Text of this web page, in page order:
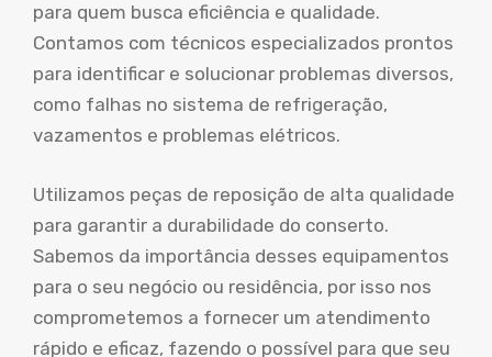
para quem busca eficiência e qualidade.
Contamos com técnicos especializados prontos
para identificar e solucionar problemas diversos,
como falhas no sistema de refrigeração,
vazamentos e problemas elétricos.
Utilizamos peças de reposição de alta qualidade
para garantir a durabilidade do conserto.
Sabemos da importância desses equipamentos
para o seu negócio ou residência, por isso nos
comprometemos a fornecer um atendimento
rápido e eficaz, fazendo o possível para que seu